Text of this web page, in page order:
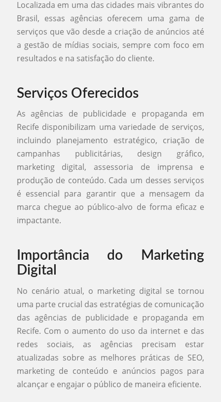
Localizada em uma das cidades mais vibrantes do
Brasil, essas agências oferecem uma gama de
serviços que vão desde a criação de anúncios até
a gestão de mídias sociais, sempre com foco em
resultados e na satisfação do cliente.
Serviços Oferecidos
As agências de publicidade e propaganda em
Recife disponibilizam uma variedade de serviços,
incluindo planejamento estratégico, criação de
campanhas publicitárias, design gráfico,
marketing digital, assessoria de imprensa e
produção de conteúdo. Cada um desses serviços
é essencial para garantir que a mensagem da
marca chegue ao público-alvo de forma eficaz e
impactante.
Importância do Marketing
Digital
No cenário atual, o marketing digital se tornou
uma parte crucial das estratégias de comunicação
das agências de publicidade e propaganda em
Recife. Com o aumento do uso da internet e das
redes sociais, as agências precisam estar
atualizadas sobre as melhores práticas de SEO,
marketing de conteúdo e anúncios pagos para
alcançar e engajar o público de maneira eficiente.